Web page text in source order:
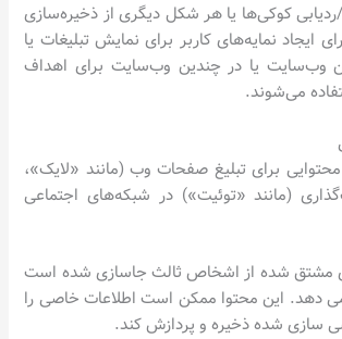
ردیابی کوکی‌ها یا هر شکل دیگری از ذخیره‌سازی
ایجاد نمایه‌های کاربر برای نمایش تبلیغات یا
وب‌سایت یا در چندین وب‌سایت برای اهداف
می‌شوند.
برای تبلیغ صفحات وب (مانند «لایک»،
(مانند «توئیت») در شبکه‌های اجتماعی
مشتق شده از اشخاص ثالث جاسازی شده است
می دهد. این محتوا ممکن است اطلاعات خاصی را
سازی شده ذخیره و پردازش کند.